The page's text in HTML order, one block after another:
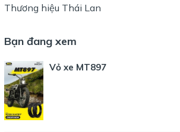
Thương hiệu Thái Lan
Bạn đang xem
Vỏ xe MT897